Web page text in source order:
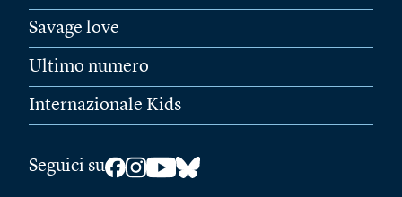
Savage love
Ultimo numero
Internazionale Kids
Seguici su